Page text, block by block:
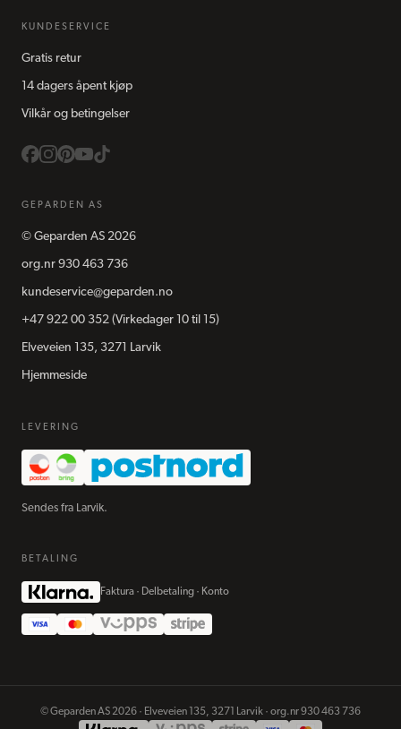
KUNDESERVICE
Gratis retur
14 dagers åpent kjøp
Vilkår og betingelser
GEPARDEN AS
© Geparden AS 2026
org.nr 930 463 736
kundeservice@geparden.no
+47 922 00 352 (Virkedager 10 til 15)
Elveveien 135, 3271 Larvik
Hjemmeside
LEVERING
Sendes fra Larvik.
BETALING
Faktura · Delbetaling · Konto
©Geparden AS 2026 · Elveveien 135, 3271 Larvik · org.nr930 463 736